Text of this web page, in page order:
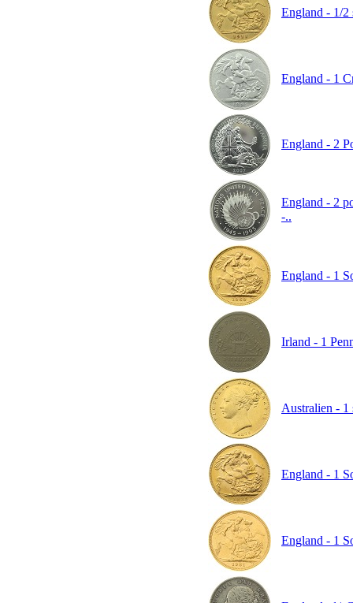
England - 1/2
England - 1
England - 2
England - 2
-..
England - 1
Irland - 1
Australien - 1
England - 1
England - 1